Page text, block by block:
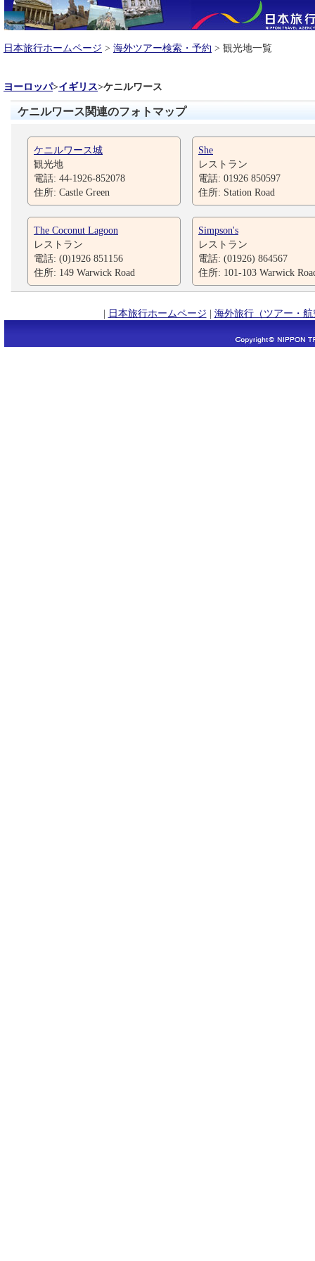
日本旅行ホームページ > 海外ツアー検索・予約 > 観光地一覧
ヨーロッパ>イギリス>ケニルワース
ケニルワース関連のフォトマップ
ケニルワース城
観光地
電話: 44-1926-852078
住所: Castle Green
She
レストラン
電話: 01926 850597
住所: Station Road
The Coconut Lagoon
レストラン
電話: (0)1926 851156
住所: 149 Warwick Road
Simpson's
レストラン
電話: (01926) 864567
住所: 101-103 Warwick
| 日本旅行ホームページ | 海外旅行（ツアー・航